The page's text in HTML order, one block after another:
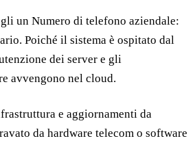
un Numero di telefono aziendale:
Poiché il sistema è ospitato dal
dei server e gli
avvengono nel cloud.
e aggiornamenti da
da hardware telecom o software